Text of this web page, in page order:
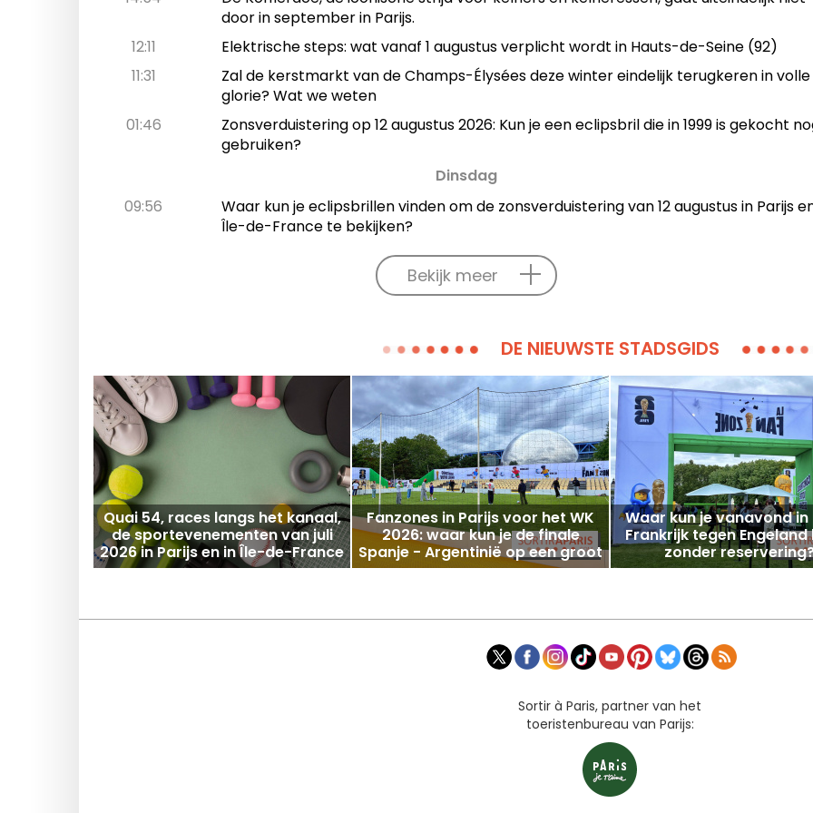
door in september in Parijs.
12:11
Elektrische steps: wat vanaf 1 augustus verplicht wordt in Hauts-de-Seine (92)
11:31
Zal de kerstmarkt van de Champs-Élysées deze winter eindelijk terugkeren in volle
glorie? Wat we weten
01:46
Zonsverduistering op 12 augustus 2026: Kun je een eclipsbril die in 1999 is gekocht
gebruiken?
Dinsdag
09:56
Waar kun je eclipsbrillen vinden om de zonsverduistering van 12 augustus in Parijs
Île-de-France te bekijken?
Bekijk meer
DE NIEUWSTE STADSGIDS
Quai 54, races langs het kanaal,
de sportevenementen van juli
2026 in Parijs en in Île-de-France
Fanzones in Parijs voor het WK
2026: waar kun je de finale
Spanje - Argentinië op een groot
scherm zien?
Waar kun je vanavond in
Frankrijk tegen Engeland
zonder
Dakterrassen,
Sortir à Paris, partner van het
toeristenbureau van Parijs: